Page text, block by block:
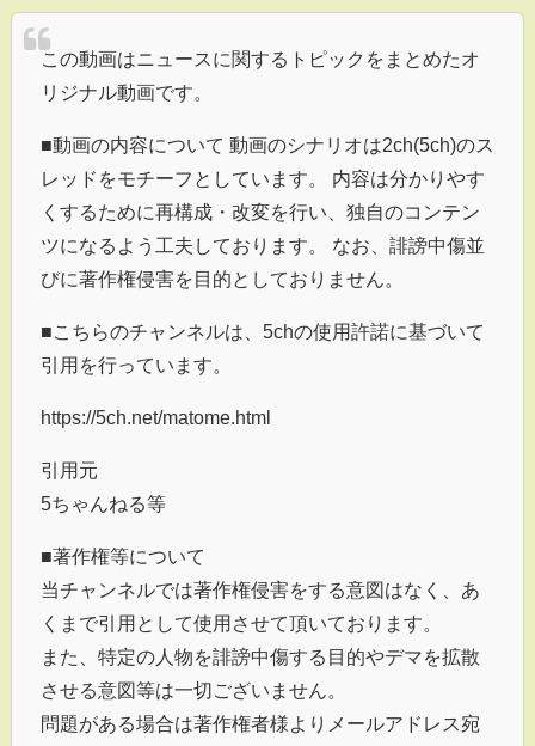
この動画はニュースに関するトピックをまとめたオ
リジナル動画です。
■動画の内容について 動画のシナリオは2ch(5ch)のス
レッドをモチーフとしています。 内容は分かりやす
くするために再構成・改変を行い、独自のコンテン
ツになるよう工夫しております。 なお、誹謗中傷並
びに著作権侵害を目的としておりません。
■こちらのチャンネルは、5chの使用許諾に基づいて
引用を行っています。
https://5ch.net/matome.html
引用元
5ちゃんねる等
■著作権等について
当チャンネルでは著作権侵害をする意図はなく、あ
くまで引用として使用させて頂いております。
また、特定の人物を誹謗中傷する目的やデマを拡散
させる意図等は一切ございません。
問題がある場合は著作権者様よりメールアドレス宛